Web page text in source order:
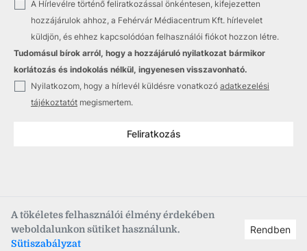
A tökéletes felhasználói élmény érdekében
weboldalunkon sütiket használunk.
Sütiszabályzat
Rendben
✓
A Hírlevélre történő feliratkozással önkéntesen, kifejezetten
hozzájárulok ahhoz, a Fehérvár Médiacentrum Kft. hírlevelet
küldjön, és ehhez kapcsolódóan felhasználói fiókot hozzon létre.
Tudomásul bírok arról, hogy a hozzájáruló nyilatkozat bármikor
korlátozás és indokolás nélkül, ingyenesen visszavonható.
✓ Nyilatkozom, hogy a hírlevél küldésre vonatkozó adatkezelési
tájékoztatót megismertem.
Feliratkozás
Copyright © 2021–2026 Fehérvár Médiacentrum, fmc.hu